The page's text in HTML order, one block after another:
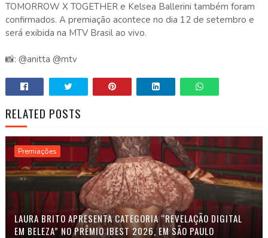
TOMORROW X TOGETHER e Kelsea Ballerini também foram
confirmados. A premiação acontece no dia 12 de setembro e
será exibida na MTV Brasil ao vivo.
📸: @anitta @mtv
RELATED POSTS
Premiações
LAURA BRITO APRESENTA CATEGORIA “REVELAÇÃO DIGITAL
EM BELEZA” NO PRÊMIO IBEST 2026, EM SÃO PAULO